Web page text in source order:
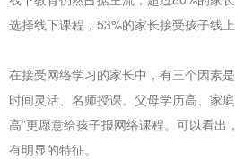
选择线下课程，53%的家长接受孩子线上
在接受网络学习的家长中，有三个因素
时间灵活、名师授课。父母学历高、家
高”更愿意给孩子报网络课程。可以看
有明显的特征。